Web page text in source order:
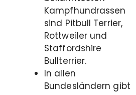
Kampfhundrassen
sind Pitbull Terrier,
Rottweiler und
Staffordshire
Bullterrier.
In allen
Bundesländern gibt